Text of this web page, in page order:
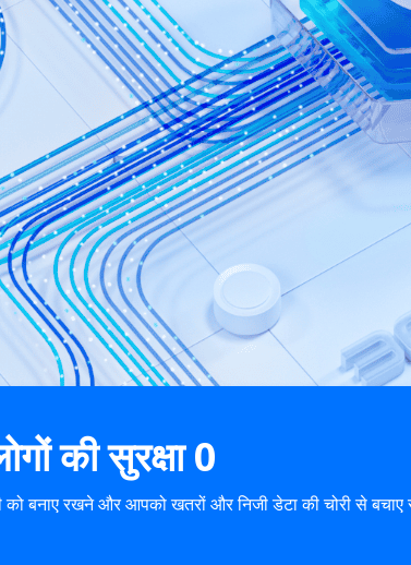
की सुरक्षा 0
बनाए रखने और आपको खतरों और निजी डेटा की चोरी से बचाए